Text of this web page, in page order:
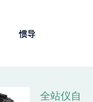
惯导
全站仪自